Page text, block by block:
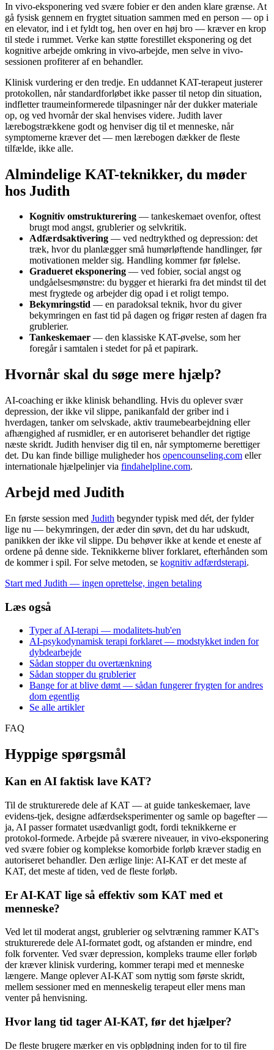
In vivo-eksponering ved svære fobier er den anden klare grænse. At
gå fysisk gennem en frygtet situation sammen med en person — op i
en elevator, ind i et fyldt tog, hen over en høj bro — kræver en krop
til stede i rummet. Verke kan støtte forestillet eksponering og det
kognitive arbejde omkring in vivo-arbejde, men selve in vivo-
sessionen profiterer af en behandler.
Klinisk vurdering er den tredje. En uddannet KAT-terapeut justerer
protokollen, når standardforløbet ikke passer til netop din situation,
indfletter traumeinformerede tilpasninger når der dukker materiale
op, og ved hvornår der skal henvises videre. Judith laver
lærebogstrækkene godt og henviser dig til et menneske, når
symptomerne kræver det — men lærebogen dækker de fleste
tilfælde, ikke alle.
Almindelige KAT-teknikker, du møder
hos Judith
Kognitiv omstrukturering — tankeskemaet ovenfor, oftest
brugt mod angst, grublerier og selvkritik.
Adfærdsaktivering — ved nedtrykthed og depression: det
træk, hvor du planlægger små humørløftende handlinger, før
motivationen melder sig. Handling kommer før følelse.
Gradueret eksponering — ved fobier, social angst og
undgåelsesmønstre: du bygger et hierarki fra det mindst til det
mest frygtede og arbejder dig opad i et roligt tempo.
Bekymringstid — en paradoksal teknik, hvor du giver
bekymringen en fast tid på dagen og frigør resten af dagen fra
grublerier.
Tankeskemaer — den klassiske KAT-øvelse, som her
foregår i samtalen i stedet for på et papirark.
Hvornår skal du søge mere hjælp?
AI-coaching er ikke klinisk behandling. Hvis du oplever svær
depression, der ikke vil slippe, panikanfald der griber ind i
hverdagen, tanker om selvskade, aktiv traumebearbejdning eller
afhængighed af rusmidler, er en autoriseret behandler det rigtige
næste skridt. Judith henviser dig til en, når symptomerne berettiger
det. Du kan finde billige muligheder hos opencounseling.com eller
internationale hjælpelinjer via findahelpline.com.
Arbejd med Judith
En første session med Judith begynder typisk med dét, der fylder
lige nu — bekymringen, der æder din søvn, det du har udskudt,
panikken der ikke vil slippe. Du behøver ikke at kende et eneste af
ordene på denne side. Teknikkerne bliver forklaret, efterhånden som
de kommer i spil. For selve metoden, se kognitiv adfærdsterapi.
Start med Judith — ingen oprettelse, ingen betaling
Læs også
Typer af AI-terapi — modalitets-hub'en
AI-psykodynamisk terapi forklaret — modstykket inden for
dybdearbejde
Sådan stopper du overtænkning
Sådan stopper du grublerier
Bange for at blive dømt — sådan fungerer frygten for andres
dom egentlig
Se alle artikler
FAQ
Hyppige spørgsmål
Kan en AI faktisk lave KAT?
Til de strukturerede dele af KAT — at guide tankeskemaer, lave
evidens-tjek, designe adfærdseksperimenter og samle op bagefter —
ja, AI passer formatet usædvanligt godt, fordi teknikkerne er
protokol-formede. Arbejde på sværere niveauer, in vivo-eksponering
ved svære fobier og komplekse komorbide forløb kræver stadig en
autoriseret behandler. Den ærlige linje: AI-KAT er det meste af
KAT, det meste af tiden, ved de fleste forløb.
Er AI-KAT lige så effektiv som KAT med et
menneske?
Ved let til moderat angst, grublerier og selvtræning rammer KAT's
strukturerede dele AI-formatet godt, og afstanden er mindre, end
folk forventer. Ved svær depression, kompleks traume eller forløb
der kræver klinisk vurdering, kommer terapi med et menneske
længere. Mange oplever AI-KAT som nyttig som første skridt,
mellem sessioner med en menneskelig terapeut eller mens man
venter på henvisning.
Hvor lang tid tager AI-KAT, før det hjælper?
De fleste brugere mærker en vis opblødning inden for to til fire